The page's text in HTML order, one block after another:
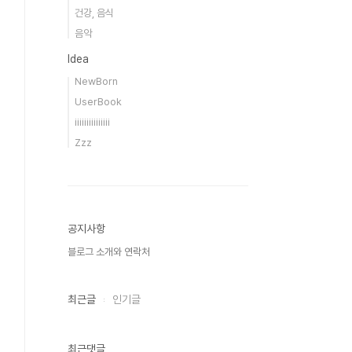
건강, 음식
음악
Idea
NewBorn
UserBook
iiiiiiiiiiiiiii
Zzz
공지사항
블로그 소개와 연락처
최근글 인기글
최근댓글